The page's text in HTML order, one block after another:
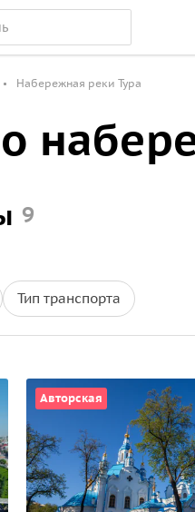
Набережная реки Тура
9
Тип транспорта
Авторская